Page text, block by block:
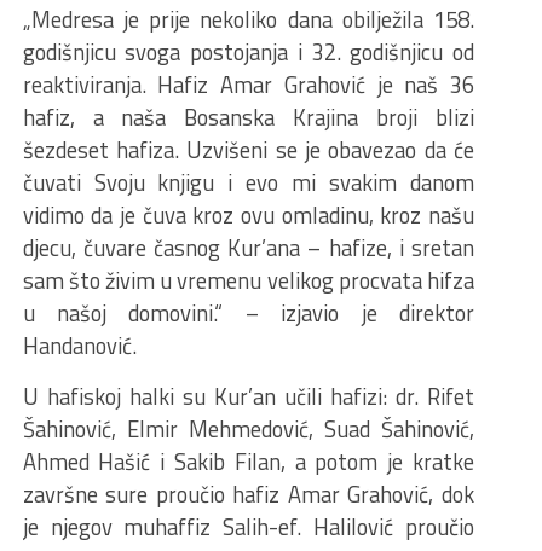
„Medresa je prije nekoliko dana obilježila 158.
godišnjicu svoga postojanja i 32. godišnjicu od
reaktiviranja. Hafiz Amar Grahović je naš 36
hafiz, a naša Bosanska Krajina broji blizi
šezdeset hafiza. Uzvišeni se je obavezao da će
čuvati Svoju knjigu i evo mi svakim danom
vidimo da je čuva kroz ovu omladinu, kroz našu
djecu, čuvare časnog Kur’ana – hafize, i sretan
sam što živim u vremenu velikog procvata hifza
u našoj domovini.“ – izjavio je direktor
Handanović.
U hafiskoj halki su Kur’an učili hafizi: dr. Rifet
Šahinović, Elmir Mehmedović, Suad Šahinović,
Ahmed Hašić i Sakib Filan, a potom je kratke
završne sure proučio hafiz Amar Grahović, dok
je njegov muhaffiz Salih-ef. Halilović proučio